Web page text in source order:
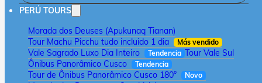
PERÚ TOURS
Morada dos Deuses (Apukunaq Tianan)
Tour Machu Picchu tudo incluido 1 dia
Más vendido
Vale Sagrado Luxo Dia Inteiro Tendencia Tour Vale Sul
Ônibus Panorâmico Cusco
Tendencia
Tour de Ônibus Panorâmico Cusco 180° Novo